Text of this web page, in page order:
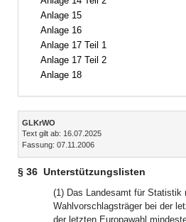
Anlage 15
Anlage 16
Anlage 17 Teil 1
Anlage 17 Teil 2
Anlage 18
Inhalt
GLKrWO
Text gilt ab: 16.07.2025
Fassung: 07.11.2006
§ 36 Unterstützungslisten
(1) Das Landesamt für Statistik
Wahlvorschlagsträger bei der
der letzten Europawahl